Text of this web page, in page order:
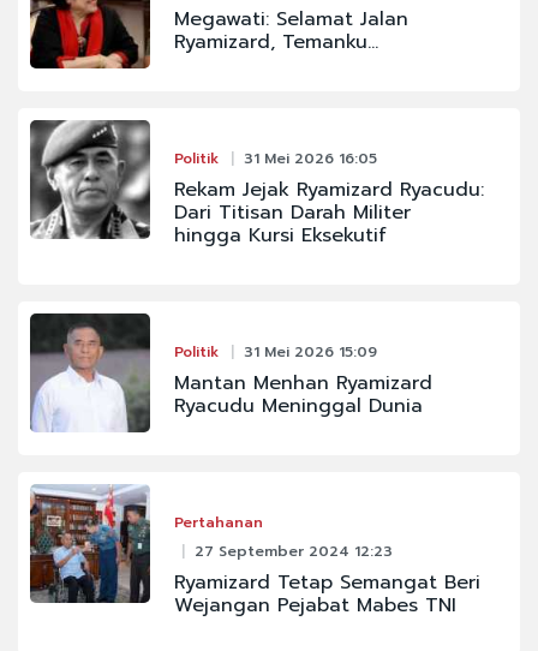
Megawati: Selamat Jalan
Ryamizard, Temanku...
Politik 31 Mei 2026 16:05
Rekam Jejak Ryamizard Ryacudu:
Dari Titisan Darah Militer
hingga Kursi Eksekutif
Politik 31 Mei 2026 15:09
Mantan Menhan Ryamizard
Ryacudu Meninggal Dunia
Pertahanan
27 September 2024 12:23
Ryamizard Tetap Semangat Beri
Wejangan Pejabat Mabes TNI